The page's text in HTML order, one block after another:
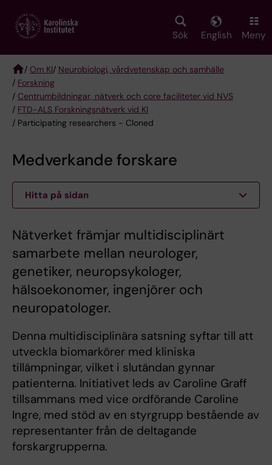
main
Sök English Meny
Breadcrumb
/ Om KI/ Neurobiologi, vårdvetenskap och samhälle
/ Forskning
/ Centrumbildningar, nätverk och core faciliteter vid NVS
/ FTD-ALS Forskningsnätverk vid KI
/ Participating researchers - Cloned
Medverkande forskare
Hitta på sidan
Nätverket främjar multidisciplinärt
samarbete mellan neurologer,
genetiker, neuropsykologer,
hälsoekonomer, ingenjörer och
neuropatologer.
Denna multidisciplinära satsning syftar till att
utveckla biomarkörer med kliniska
tillämpningar, vilket i slutändan gynnar
patienterna. Initiativet leds av Caroline Graff
tillsammans med vice ordförande Caroline
Ingre, med stöd av en styrgrupp bestående av
representanter från de deltagande
forskargrupperna.